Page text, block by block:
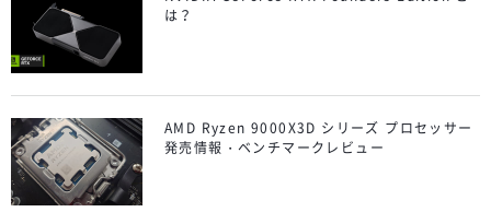
は？
AMD Ryzen 9000X3D シリーズ プロセッサー
発売情報・ベンチマークレビュー